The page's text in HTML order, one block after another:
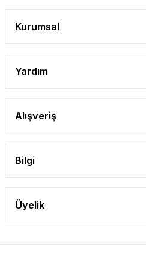
Kurumsal
Yardım
Alışveriş
Bilgi
Üyelik